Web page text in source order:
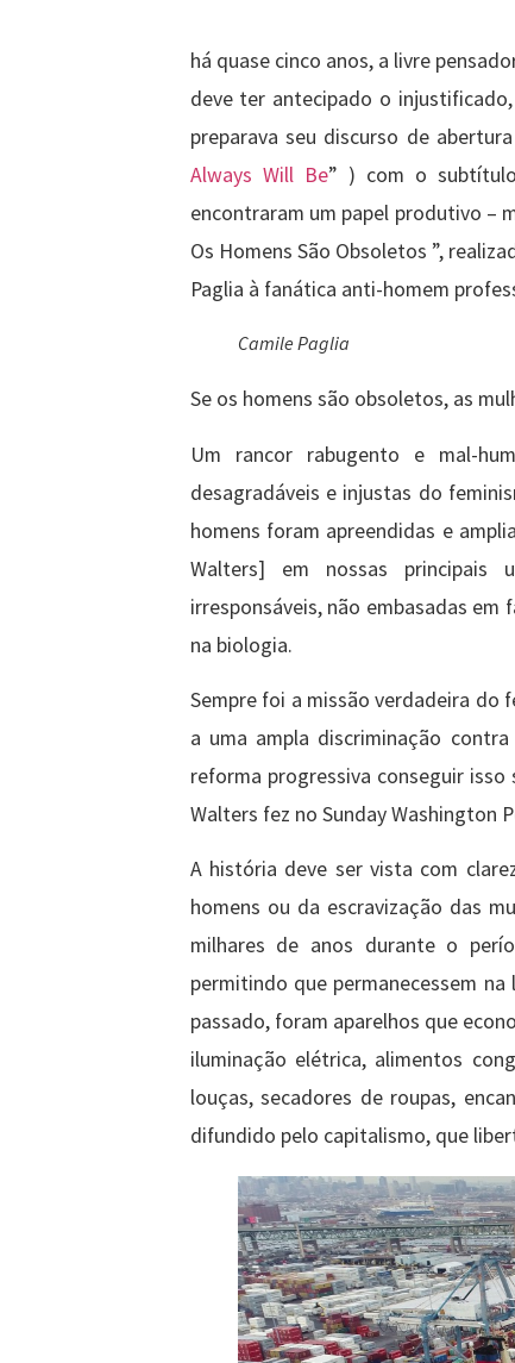
há quase cinco anos, a livre
deve ter antecipado o
preparava seu discurso de
Always Will Be” ) com o
encontraram um papel produtivo –
Os Homens São Obsoletos ”,
Paglia à fanática anti-homem
Camile Paglia
Se os homens são obsoletos, as
Um rancor rabugento e mal-
desagradáveis e injustas do
homens foram apreendidas e
Walters] em nossas principais
irresponsáveis, não embasadas
na biologia.
Sempre foi a missão verdadeira do
a uma ampla discriminação
reforma progressiva conseguir
Walters fez no Sunday Washington
A história deve ser vista com
homens ou da escravização das
milhares de anos durante o
permitindo que permanecessem
passado, foram aparelhos que
iluminação elétrica, alimentos
louças, secadores de roupas,
difundido pelo capitalismo, que